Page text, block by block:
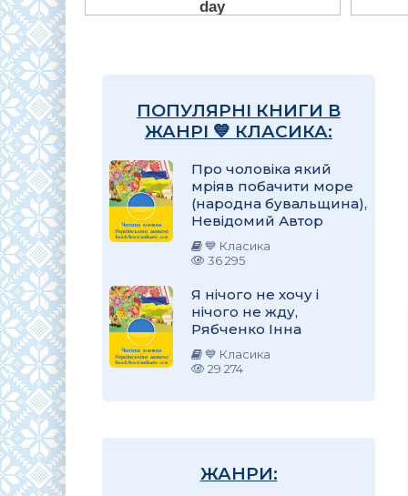
ПОПУЛЯРНІ КНИГИ В
ЖАНРІ 💙 КЛАСИКА:
Про чоловіка який
мріяв побачити море
(народна бувальщина),
Невідомий Автор
💙 Класика
36 295
Я нічого не хочу і
нічого не жду,
Рябченко Інна
💙 Класика
29 274
ЖАНРИ: